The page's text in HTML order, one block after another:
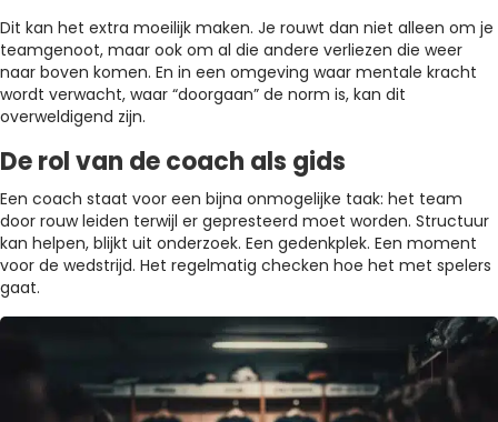
Dit kan het extra moeilijk maken. Je rouwt dan niet alleen om je
teamgenoot, maar ook om al die andere verliezen die weer
naar boven komen. En in een omgeving waar mentale kracht
wordt verwacht, waar “doorgaan” de norm is, kan dit
overweldigend zijn.
De rol van de coach als gids
Een coach staat voor een bijna onmogelijke taak: het team
door rouw leiden terwijl er gepresteerd moet worden. Structuur
kan helpen, blijkt uit onderzoek. Een gedenkplek. Een moment
voor de wedstrijd. Het regelmatig checken hoe het met spelers
gaat.